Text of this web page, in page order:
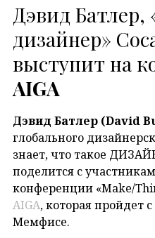
Дэвид Батлер,
дизайнер»
выступит на
AIGA
Дэвид Батлер (David
глобального
знает, что такое
поделится с
конференции «Make/
AIGA, которая пройдет
Мемфисе.